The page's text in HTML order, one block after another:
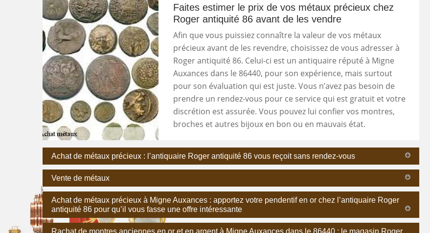
Faites estimer le prix de vos métaux précieux chez
Roger antiquité 86 avant de les vendre
Afin que vous puissiez connaître la valeur de vos métaux
précieux avant de les revendre, choisissez de vous adresser à
Roger antiquité 86. Celui-ci est un antiquaire réputé à Migne
Auxances dans le 86440, pour son expérience, mais surtout
pour son évaluation qui est juste. Vous n’avez pas besoin de
prendre un rendez-vous pour ce service qui est gratuit et votre
discrétion est assurée. Vous pouvez lui confier vos montres,
broches et autres bijoux en bon ou en mauvais état.
Achat de métaux précieux : l’antiquaire Roger antiquité 86 vous reçoit sans rendez-vous
Vente de métaux
Achat de métaux précieux à Migne Auxances : apportez votre pendentif en or chez l’antiquaire Roger
antiquité 86 pour qu’il vous fasse une offre intéressante
Rachat de montres anciennes en or et en argent à Migne Auxances dans le 86440 : le magasin Roger